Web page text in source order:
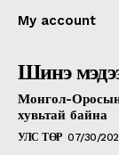
My account
Шинэ
Монгол-
хувьтай байна
УЛС ТӨР 07/30/